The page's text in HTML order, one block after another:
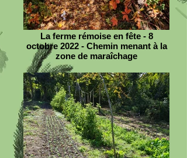
La ferme rémoise en fête - 8
octobre 2022 - Chemin menant à la
zone de maraîchage